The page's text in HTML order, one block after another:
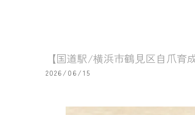
【国道駅/横浜市鶴見区自爪育
2026/06/15